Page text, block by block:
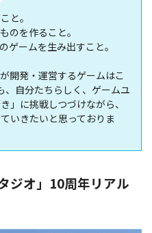
と。
のを作ること。
ゲームを生み出すこと。
開発・運営するゲームはこ
、自分たちらしく、ゲームユ
」に挑戦しつづけながら、
いきたいと思っておりま
ジオ」10周年リアル